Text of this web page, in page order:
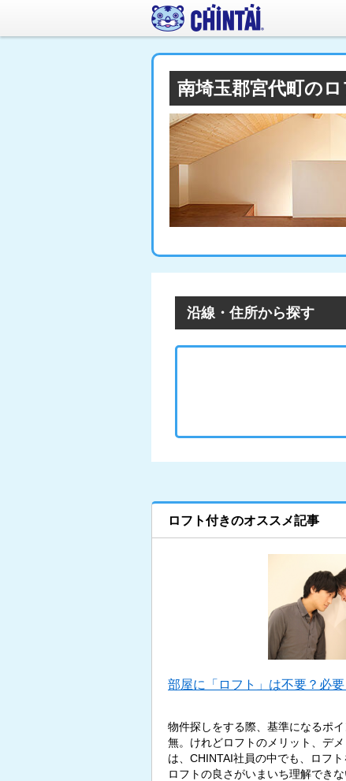
南埼玉郡宮代町の
沿線・住所から探す
ロフト付きのオススメ記事
部屋に「ロフト」は不要？必
物件探しをする際、基準になるポ
無。けれどロフトのメリット、デ
は、CHINTAI社員の中でも、ロフ
ロフトの良さがいまいち理解でき